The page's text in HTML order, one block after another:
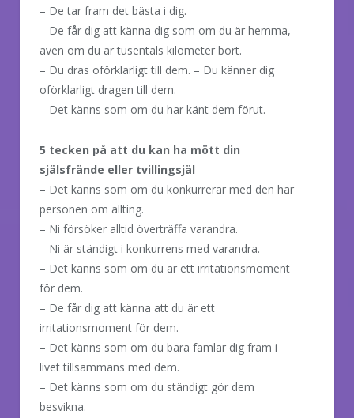
– De tar fram det bästa i dig.
– De får dig att känna dig som om du är hemma,
även om du är tusentals kilometer bort.
– Du dras oförklarligt till dem. – Du känner dig
oförklarligt dragen till dem.
– Det känns som om du har känt dem förut.
5 tecken på att du kan ha mött din
själsfrände eller tvillingsjäl
– Det känns som om du konkurrerar med den här
personen om allting.
– Ni försöker alltid överträffa varandra.
– Ni är ständigt i konkurrens med varandra.
– Det känns som om du är ett irritationsmoment
för dem.
– De får dig att känna att du är ett
irritationsmoment för dem.
– Det känns som om du bara famlar dig fram i
livet tillsammans med dem.
– Det känns som om du ständigt gör dem
besvikna.